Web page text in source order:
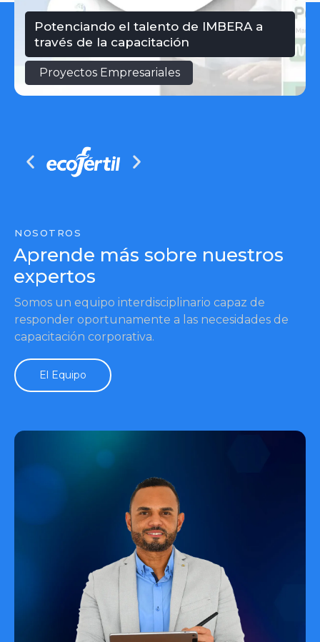
Potenciando el talento de IMBERA a
través de la capacitación
Proyectos Empresariales
NOSOTROS
Aprende más sobre nuestros
expertos
Somos un equipo interdisciplinario capaz de
responder oportunamente a las necesidades de
capacitación corporativa.
El Equipo